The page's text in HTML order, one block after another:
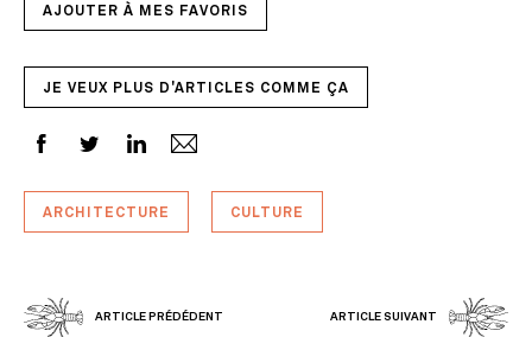
AJOUTER À MES FAVORIS
JE VEUX PLUS D'ARTICLES COMME ÇA
ARCHITECTURE CULTURE
ARTICLE PRÉDÉDENT ARTICLE SUIVANT